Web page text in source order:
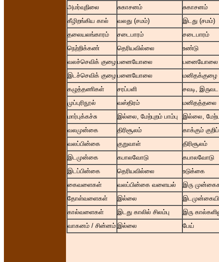
அமர்வுநிலை சுகாசனம்
சுகாசனம்
கீழிறங்கிய கால்
வலது (சமம்)
இடது (சமம்)
தலையலங்காரம்
சடைபாரம்
சடைபாரம்
நெற்றிக்கண்
தெரியவில்லை
உண்டு
வலச்செவிக் குழை பனையோலை
பனையோலை
இடச்செவிக் குழை பனையோலை
மனிதக்குழை
கழுத்தணிகள்
சரப்பளி
சவடி,
முப்புரிநூல்
வஸ்திரம்
மனிதத்தலை
மார்புக்கச்சு
இல்லை, மேற்புறம் பாம்பு
இல்லை,
வலமுன்கை
திரிசூலம்
காக்கும்
வலப்பின்கை
குறுவாள்
திரிசூலம்
இடமுன்கை
கபாலவோடு
கபாலவோடு
இடப்பின்கை
தெரியவில்லை
உடுக்கை
கைவளைகள்
வலப்பின்கை வளையல்
இரு
தோள்வளைகள்
இல்லை
கால்வளைகள்
இடது காலில் சிலம்பு
இரு
வாகனம் / சின்னம் இல்லை பேய்